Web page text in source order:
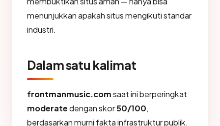
menunjukkan apakah situs mengikuti standar
industri.
Dalam satu kalimat
frontmanmusic.comsaat ini berperingkat
moderatedengan skor50/100,
berdasarkan murni fakta infrastruktur publik.